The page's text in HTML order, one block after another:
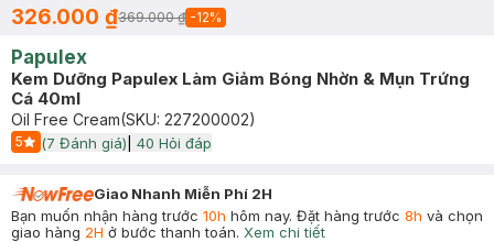
326.000 ₫369.000 ₫ -12%
Papulex
Kem Dưỡng Papulex Làm Giảm Bóng Nhờn & Mụn Trứng
Cá 40ml
Oil Free Cream(SKU: 227200002)
5
Start Icon
(7 Đánh giá) 40 Hỏi đáp
Giao Nhanh Miễn Phí 2H
Bạn muốn nhận hàng trước 10h hôm nay. Đặt hàng trước 8h và chọn
giao hàng 2H ở bước thanh toán. Xem chi tiết